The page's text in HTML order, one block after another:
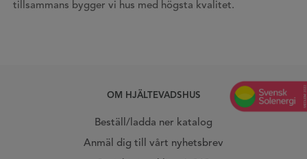
tillsammans bygger vi hus med högsta kvalitet.
OM HJÄLTEVADSHUS
Beställ/ladda ner katalog
Anmäl dig till vårt nyhetsbrev